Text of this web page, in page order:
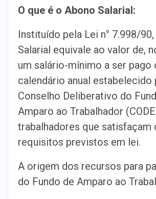
O que é o Abono Salarial:
Instituído pela Lei n° 7.998/
Salarial equivale ao valor de,
um salário-mínimo a ser pago
calendário anual estabelecido
Conselho Deliberativo do
Amparo ao Trabalhador
trabalhadores que satisfaçam
requisitos previstos em lei.
A origem dos recursos para
do Fundo de Amparo ao